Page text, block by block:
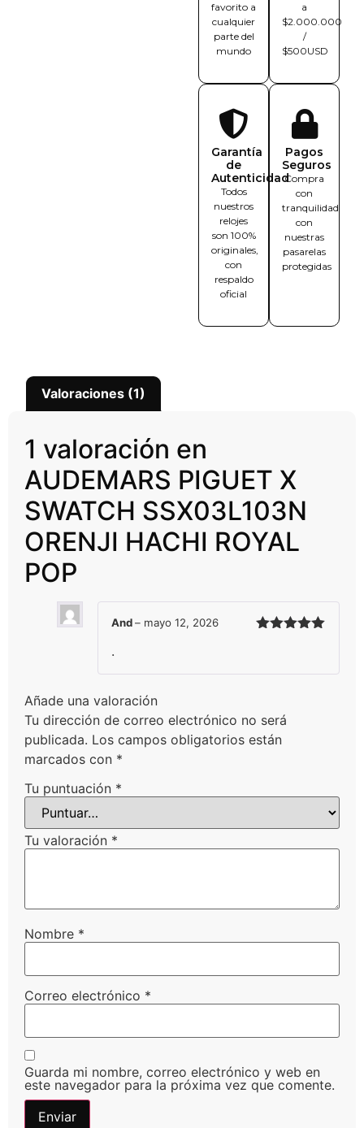
favorito a
cualquier
parte del
mundo
a
$2.000.000
/
$500USD
Garantía
de
Autenticidad
Todos
nuestros
relojes
son 100%
originales,
con
respaldo
oficial
Pagos
Seguros
Compra
con
tranquilidad
con
nuestras
pasarelas
protegidas
Valoraciones (1)
1 valoración en
AUDEMARS PIGUET X
SWATCH SSX03L103N
ORENJI HACHI ROYAL
POP
And– mayo 12, 2026
.
Añade una valoración
Tu dirección de correo electrónico no será
publicada. Los campos obligatorios están
marcados con *
Tu puntuación *
Tu valoración *
Nombre *
Correo electrónico *
Guarda mi nombre, correo electrónico y web en
este navegador para la próxima vez que comente.